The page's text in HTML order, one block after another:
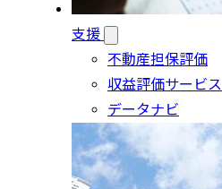
支援
不動産担保評価
収益評価サービス
データナビ